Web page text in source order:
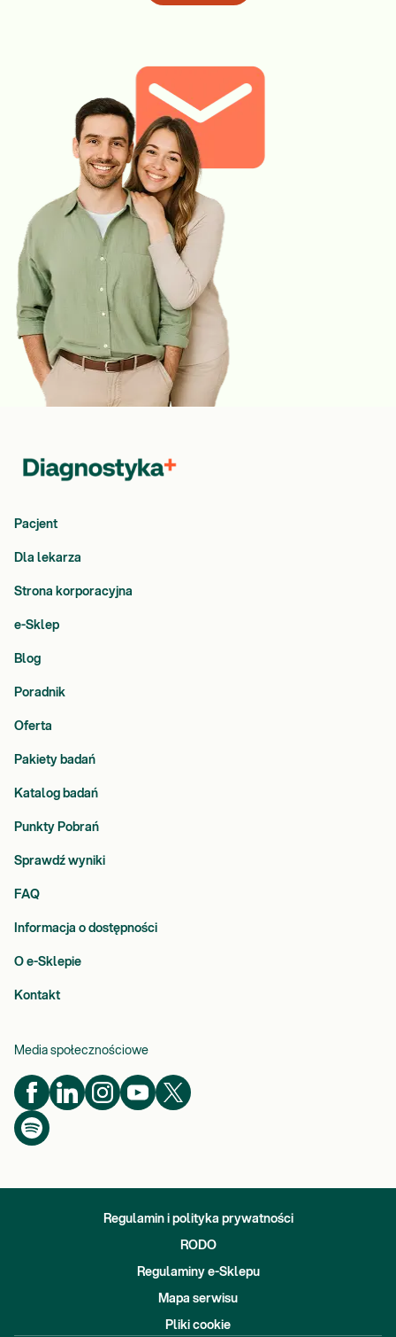
Pacjent
Dla lekarza
Strona korporacyjna
e-Sklep
Blog
Poradnik
Oferta
Pakiety badań
Katalog badań
Punkty Pobrań
Sprawdź wyniki
FAQ
Informacja o dostępności
O e-Sklepie
Kontakt
Media społecznościowe
Regulamin i polityka prywatności
RODO
Regulaminy e-Sklepu
Mapa serwisu
Pliki cookie